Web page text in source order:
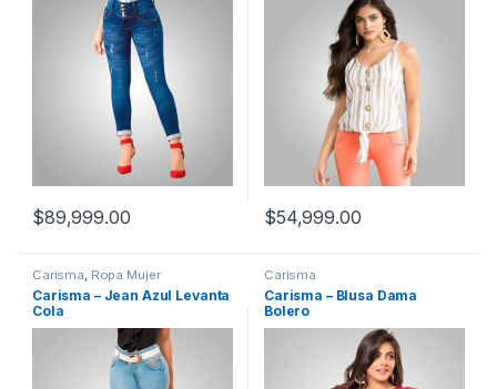
$89,999.00 $54,999.00
Carisma, Ropa Mujer
Carisma – Jean Azul Levanta
Cola
Carisma
Carisma – Blusa Dama
Bolero